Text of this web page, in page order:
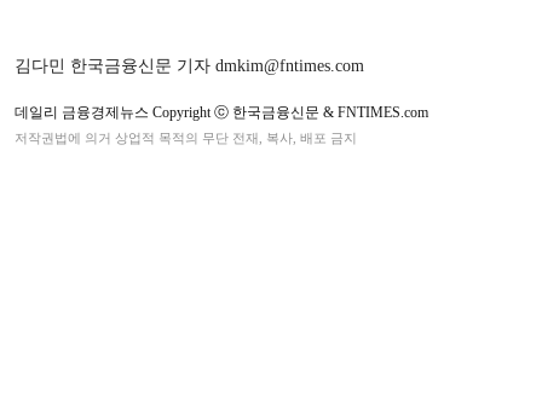
김다민 한국금융신문 기자 dmkim@fntimes.com
데일리 금융경제뉴스 Copyright ⓒ 한국금융신문 & FNTIMES.com
저작권법에 의거 상업적 목적의 무단 전재, 복사, 배포 금지